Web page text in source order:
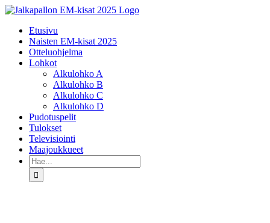
Skip
contentEtusivu
Naisten EM-kisat 2025
Otteluohjelma
Lohkot
Alkulohko A
Alkulohko B
Alkulohko C
Alkulohko D
Pudotuspelit
Tulokset
Televisiointi
Maajoukkueet
Etsi
...